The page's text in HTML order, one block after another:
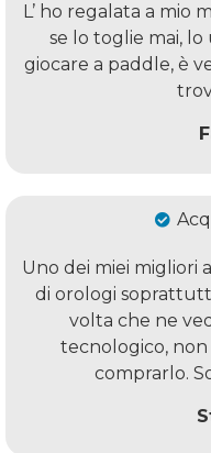
L’ ho regalata a mio
se lo toglie mai,
giocare a paddle, è
Uno dei miei migliori
di orologi
volta che ne
tecnologico,
comprarlo.